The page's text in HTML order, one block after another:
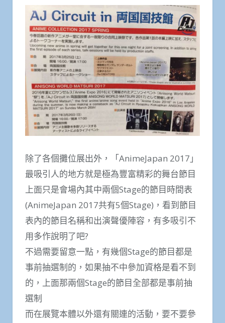
除了各個攤位展出外，「AnimeJapan 2017」
最吸引人的地方就是極為豐富精彩的舞台節目
上面只是會場內其中兩個Stage的節目時間表
(AnimeJapan 2017共有5個Stage)，看到節目
表內的節目名稱和出演聲優陣容，有多吸引不
用多作說明了吧?
不過需要留意一點，有幾個Stage的節目都是
事前抽選制的，如果抽不中參加資格是看不到
的，上面那兩個Stage的節目全部都是事前抽
選制
而在展覽本體以外還有關連的活動，要不要參